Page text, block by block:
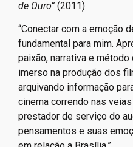
de Ouro” (2011).
“Conectar com a emoção
fundamental para mim.
paixão, narrativa e
imerso na produção dos
arquivando informação
cinema correndo nas
prestador de serviço do
pensamentos e suas